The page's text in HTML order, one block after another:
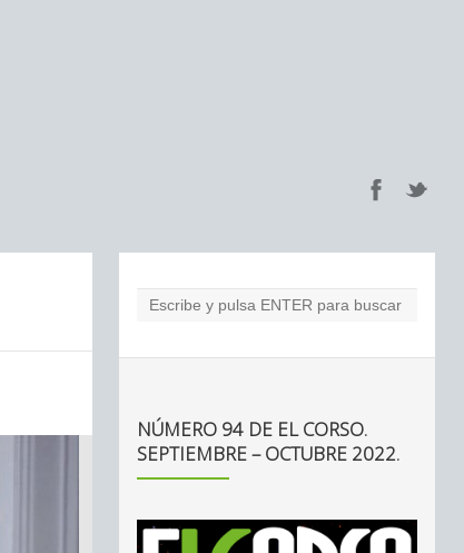
NÚMERO 94 DE EL CORSO.
SEPTIEMBRE – OCTUBRE 2022.